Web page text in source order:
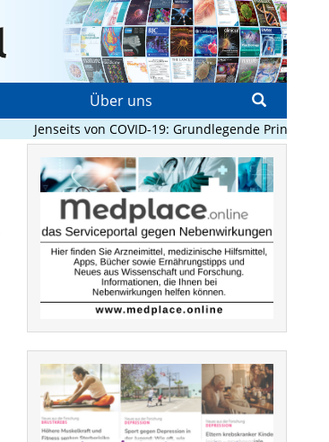
Über uns
Jenseits von COVID-19: Grundlegende Prinzipien,